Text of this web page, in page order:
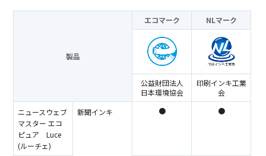
製品
エコマーク NLマーク
公益財団法人
日本環境協会
印刷インキ工業
会
ニュースウェブ
マスター エコ
ピュア Luce
(ルーチェ)
新聞インキ ● ●